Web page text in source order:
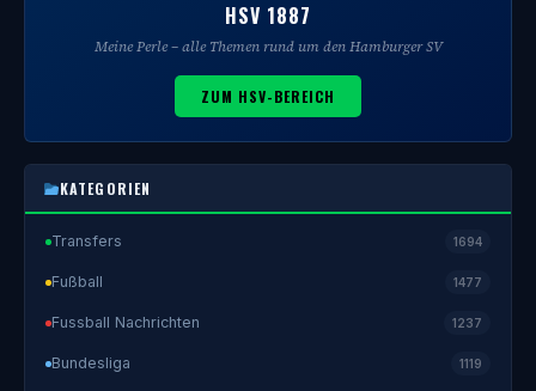
HSV 1887
Meine Perle – alle Themen rund um den Hamburger SV
ZUM HSV-BEREICH
KATEGORIEN
Transfers 1694
Fußball 1477
Fussball Nachrichten 1237
Bundesliga 1119